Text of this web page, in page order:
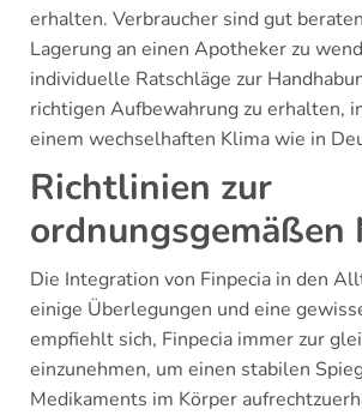
erhalten. Verbraucher sind gut
Lagerung an einen Apotheker zu
individuelle Ratschläge zur
richtigen Aufbewahrung zu erhalten,
einem wechselhaften Klima wie in
Richtlinien zur
ordnungsgemäßen
Die Integration von Finpecia in den
einige Überlegungen und eine
empfiehlt sich, Finpecia immer zur
einzunehmen, um einen stabilen
Medikaments im Körper